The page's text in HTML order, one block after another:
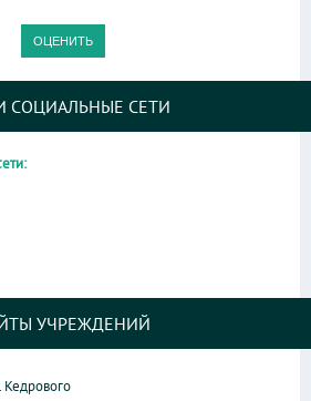
СОЦИАЛЬНЫЕ СЕТИ
УЧРЕЖДЕНИЙ